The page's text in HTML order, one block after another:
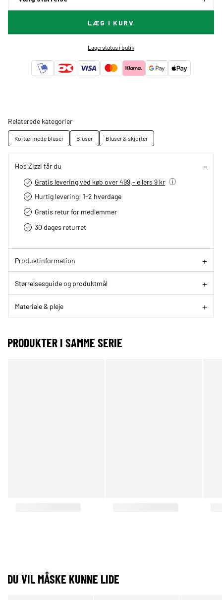
LÆG I KURV
Lagerstatus i butik
Relaterede kategorier
Kortærmede bluser Bluser Bluser & skjorter
Hos Zizzi får du
Gratis levering ved køb over 499,- ellers 9 kr
Hurtig levering­: 1-2 hverdage
Gratis retur for medlemmer
30 dages returret
Produktinformation
Størrelsesguide og produktmål
Materiale & pleje
PRODUKTER I SAMME SERIE
DU VIL MÅSKE KUNNE LIDE